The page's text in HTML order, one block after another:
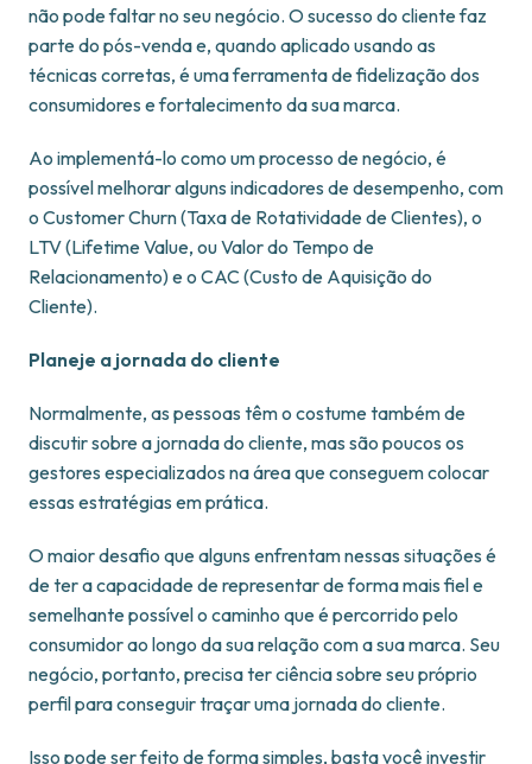
não pode faltar no seu negócio. O sucesso do cliente faz
parte do pós-venda e, quando aplicado usando as
técnicas corretas, é uma ferramenta de fidelização dos
consumidores e fortalecimento da sua marca.
Ao implementá-lo como um processo de negócio, é
possível melhorar alguns indicadores de desempenho, com
o Customer Churn (Taxa de Rotatividade de Clientes), o
LTV (Lifetime Value, ou Valor do Tempo de
Relacionamento) e o CAC (Custo de Aquisição do
Cliente).
Planeje a jornada do cliente
Normalmente, as pessoas têm o costume também de
discutir sobre a jornada do cliente, mas são poucos os
gestores especializados na área que conseguem colocar
essas estratégias em prática.
O maior desafio que alguns enfrentam nessas situações é
de ter a capacidade de representar de forma mais fiel e
semelhante possível o caminho que é percorrido pelo
consumidor ao longo da sua relação com a sua marca. Seu
negócio, portanto, precisa ter ciência sobre seu próprio
perfil para conseguir traçar uma jornada do cliente.
Isso pode ser feito de forma simples, basta você investir